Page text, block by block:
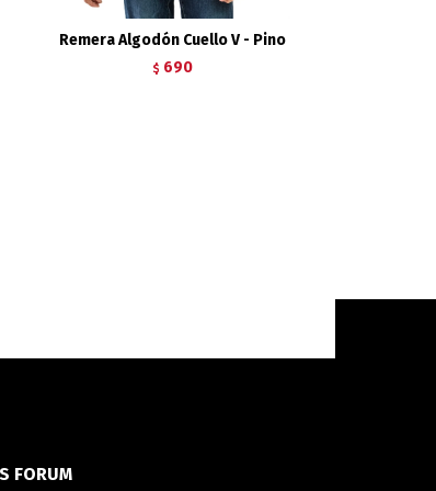
Remera Algodón Cuello V - Pino
$ 690
FORUM